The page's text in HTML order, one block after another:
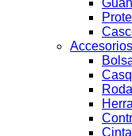
Accesorios